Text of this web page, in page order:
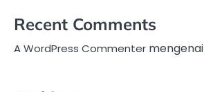
Recent Comments
A WordPress Commenter mengenai